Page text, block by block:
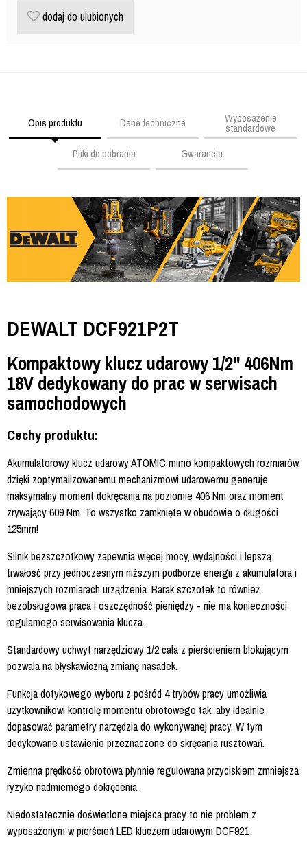
dodaj do ulubionych
Opis produktu Dane techniczne Wyposażenie
standardowe
Pliki do pobrania
Gwarancja
DEWALT DCF921P2T
Kompaktowy klucz udarowy 1/2'' 406Nm
18V dedykowany do prac w serwisach
samochodowych
Cechy produktu:
Akumulatorowy klucz udarowy ATOMIC mimo kompaktowych rozmiarów,
dzięki zoptymalizowanemu mechanizmowi udarowemu generuje
maksymalny moment dokręcania na poziomie 406 Nm oraz moment
zrywający 609 Nm. To wszystko zamknięte w obudowie o długości
125mm!
Silnik bezszczotkowy zapewnia więcej mocy, wydajności i lepszą
trwałość przy jednoczesnym niższym podborze energii z akumulatora i
mniejszych rozmiarach urządzenia. Barak szczotek to również
bezobsługowa praca i oszczędność pieniędzy - nie ma konieczności
regularnego serwisowania klucza.
Standardowy uchwyt narzędziowy 1/2 cala z pierścieniem blokującym
pozwala na błyskawiczną zmianę nasadek.
Funkcja dotykowego wyboru z pośród 4 trybów pracy umożliwia
użytkownikowi kontrolę momentu obrotowego tak, aby idealnie
dopasować parametry narzędzia do wykonywanej pracy. W tym
dedykowane ustawienie przeznaczone do skręcania rusztowań.
Zmienna prędkość obrotowa płynnie regulowana przyciskiem zmniejsza
ryzyko nadmiernego dokręcenia.
Niedostatecznie doświetlone miejsca pracy to nie problem z
wyposażonym w pierścień LED kluczem udarowym DCF921